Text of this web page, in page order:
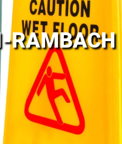
RAM­BACH